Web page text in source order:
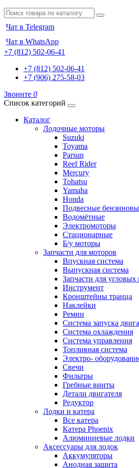
Чат в Telegram
Чат в WhatsApp
+7 (812) 502-06-41
+7 (812) 502-06-41
+7 (906) 275-58-03
Звоните 0
Список категорий
Каталог
Лодочные моторы
Suzuki
Toyama
Parsun
Reef Rider
Mercury
Tohatsu
Yamaha
Honda
Подвесные
Водомётные
Электромоторы
Стационарные
Б/у моторы
Запчасти для моторов
Впускная система
Выпускная система
Запчасти для угловых
Инструмент
Кронштейны транца
Наклейки
Ремни
Система запуска
Система охлаждения
Система управления
Топливная система
Электро-
Свечи
Фильтры
Гребные винты
Детали двигателя
Редуктор
Лодки и катера
Все катера
Катера Phoenix
Алюминиевые лодки
Аксессуары для лодок
Аккумуляторы
Анодная защита